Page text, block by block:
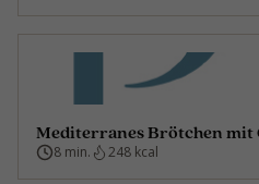
Mediterranes Brötchen mit
8 min. 248 kcal